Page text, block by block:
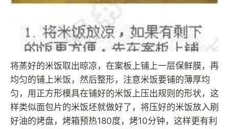
将蒸好的米饭取出晾凉，在案板上铺上一层保鲜膜，再
均匀的铺上米饭，然后整形，注意米饭要铺的薄厚均
匀，用正方形模具在铺好的米饭上压出规则的形状，这
样类似面包片的米饭坯就做好了，将压好的米饭放入刷
好油的烤盘，烤箱预热180度，烤10分钟，这样更有利